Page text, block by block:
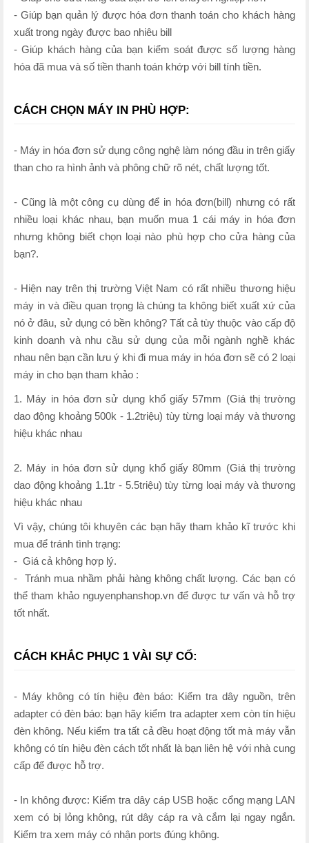
- Giúp bạn quản lý được hóa đơn thanh toán cho khách hàng
xuất trong ngày được bao nhiêu bill
- Giúp khách hàng của bạn kiểm soát được số lượng hàng
hóa đã mua và số tiền thanh toán khớp với bill tính tiền.
CÁCH CHỌN MÁY IN PHÙ HỢP:
- Máy in hóa đơn sử dụng công nghệ làm nóng đầu in trên giấy
than cho ra hình ảnh và phông chữ rõ nét, chất lượng tốt.
- Cũng là một công cụ dùng để in hóa đơn(bill) nhưng có rất
nhiều loại khác nhau, bạn muốn mua 1 cái máy in hóa đơn
nhưng không biết chọn loại nào phù hợp cho cửa hàng của
bạn?.
- Hiện nay trên thị trường Việt Nam có rất nhiều thương hiệu
máy in và điều quan trọng là chúng ta không biết xuất xứ của
nó ở đâu, sử dụng có bền không? Tất cả tùy thuộc vào cấp độ
kinh doanh và nhu cầu sử dụng của mỗi ngành nghề khác
nhau nên bạn cần lưu ý khi đi mua máy in hóa đơn sẽ có 2 loại
máy in cho bạn tham khảo :
1. Máy in hóa đơn sử dụng khổ giấy 57mm (Giá thị trường
dao động khoảng 500k - 1.2triệu) tùy từng loại máy và thương
hiệu khác nhau
2. Máy in hóa đơn sử dụng khổ giấy 80mm (Giá thị trường
dao động khoảng 1.1tr - 5.5triệu) tùy từng loại máy và thương
hiệu khác nhau
Vì vậy, chúng tôi khuyên các bạn hãy tham khảo kĩ trước khi
mua để tránh tình trạng:
- Giá cả không hợp lý.
- Tránh mua nhầm phải hàng không chất lượng. Các bạn có
thể tham khảo nguyenphanshop.vn để được tư vấn và hỗ trợ
tốt nhất.
CÁCH KHẮC PHỤC 1 VÀI SỰ CỐ:
- Máy không có tín hiệu đèn báo: Kiểm tra dây nguồn, trên
adapter có đèn báo: bạn hãy kiểm tra adapter xem còn tín hiệu
đèn không. Nếu kiểm tra tất cả đều hoạt động tốt mà máy vẫn
không có tín hiệu đèn cách tốt nhất là bạn liên hệ với nhà cung
cấp để được hỗ trợ.
- In không được: Kiểm tra dây cáp USB hoặc cổng mạng LAN
xem có bị lỏng không, rút dây cáp ra và cắm lại ngay ngắn.
Kiểm tra xem máy có nhận ports đúng không.